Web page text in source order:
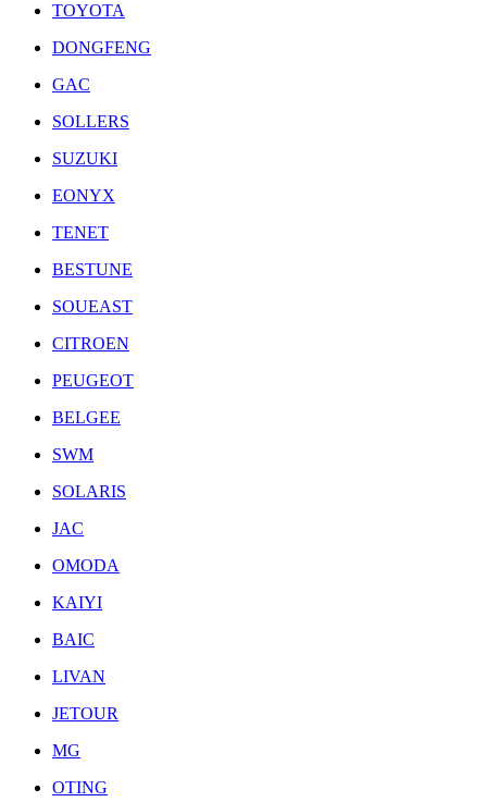
TOYOTA
DONGFENG
GAC
SOLLERS
SUZUKI
EONYX
TENET
BESTUNE
SOUEAST
CITROEN
PEUGEOT
BELGEE
SWM
SOLARIS
JAC
OMODA
KAIYI
BAIC
LIVAN
JETOUR
MG
OTING